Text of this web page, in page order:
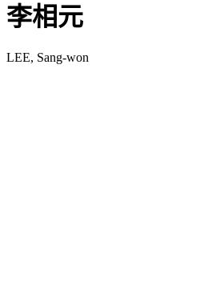
李相元
LEE, Sang-won